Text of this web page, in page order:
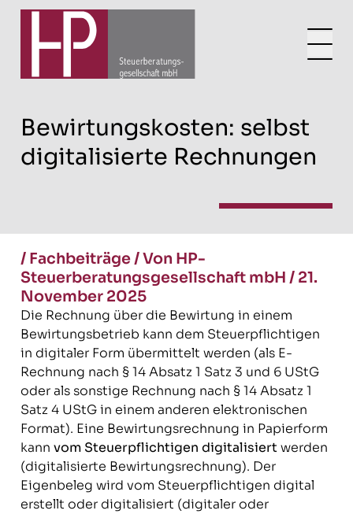
Bewirtungskosten: selbst
digitalisierte Rechnungen
/ Fachbeiträge/Von HP-
Steuerberatungsgesellschaft mbH / 21.
November 2025
Die Rechnung über die Bewirtung in einem
Bewirtungsbetrieb kann dem Steuerpflichtigen
in digitaler Form übermittelt werden (als E-
Rechnung nach § 14 Absatz 1 Satz 3 und 6 UStG
oder als sonstige Rechnung nach § 14 Absatz 1
Satz 4 UStG in einem anderen elektronischen
Format). Eine Bewirtungsrechnung in Papierform
kann vom Steuerpflichtigen digitalisiertwerden
(digitalisierte Bewirtungsrechnung). Der
Eigenbeleg wird vom Steuerpflichtigen digital
erstellt oder digitalisiert (digitaler oder